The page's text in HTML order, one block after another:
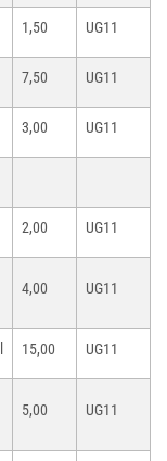
1,50 UG11
7,50 UG11
3,00 UG11
2,00 UG11
4,00 UG11
15,00 UG11
5,00 UG11